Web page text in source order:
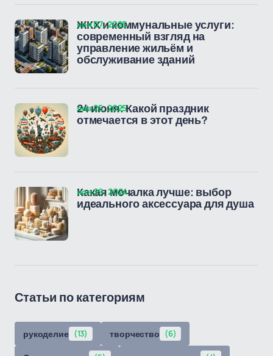
ЖКХ и коммунальные услуги:
современный взгляд на
управление жильём и
обслуживание зданий
ноя 07, 2025
24 июня: Какой праздник
отмечается в этот день?
янв 25, 2025
Какая мочалка лучше: выбор
идеального аксессуара для душа
ноя 29, 2024
Статьи по категориям
рукоделие (13) творчество (6)